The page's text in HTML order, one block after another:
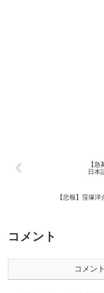
【
日本
【悲報】窪塚洋
コメント
コメン